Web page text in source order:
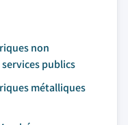
non
publics
métalliques